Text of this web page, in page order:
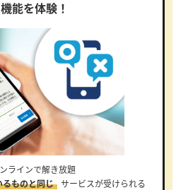
能を体験！
ラインで解き放題
ものと同じ サービスが受けられる